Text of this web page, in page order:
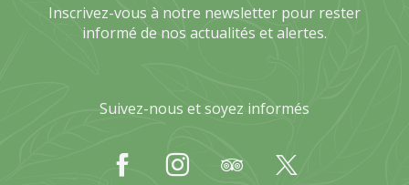
Inscrivez-vous à notre newsletter pour rester
informé de nos actualités et alertes.
Suivez-nous et soyez informés